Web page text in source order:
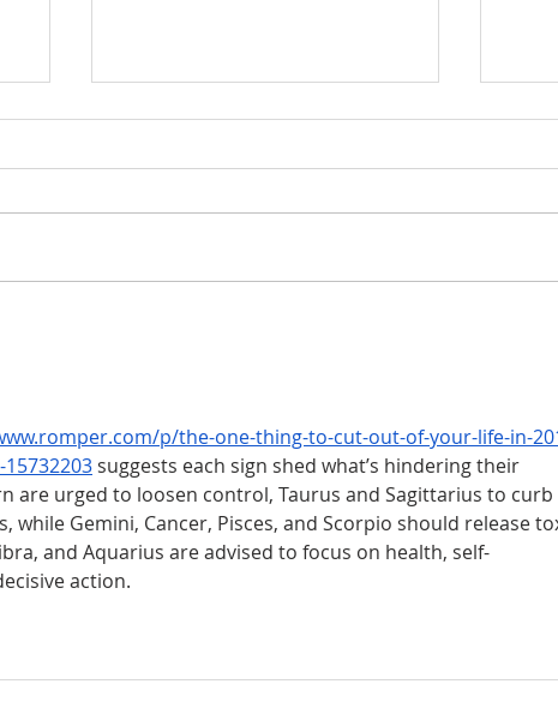
Változások az adózási
változatlanul igénybe vehető,
p/the-one-thing-to-cut-out-of-your-life-in-
suggests each sign shed what’s hindering their
are urged to loosen control, Taurus and Sagittarius to curb
while Gemini, Cancer, Pisces, and Scorpio should release
and Aquarius are advised to focus on health, self-
action.